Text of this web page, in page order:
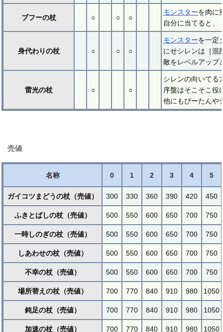
ブフーの杖 ○ ○ ○
モンスターを肉に
自分に当てると、
身代わりの杖 ○ ○ ○
モンスターを一定
にせシレンは［混
敵をレベルアップ
雷光の杖 ○ ○
シレンの向いてる
序盤はそこそこ役
他にもぴーたんや
売値
名称 0 1 2 3 4 5
ガイコツまどうの杖（売値） 300 330 360 390 420 450
ふきとばしの杖（売値） 500 550 600 650 700 750
一時しのぎの杖（売値） 500 550 600 650 700 750
しあわせの杖（売値） 500 550 600 650 700 750
不幸の杖（売値） 500 550 600 650 700 750
場所替えの杖（売値） 700 770 840 910 980 1050
鈍足の杖（売値） 700 770 840 910 980 1050
加速の杖（売値） 700 770 840 910 980 1050